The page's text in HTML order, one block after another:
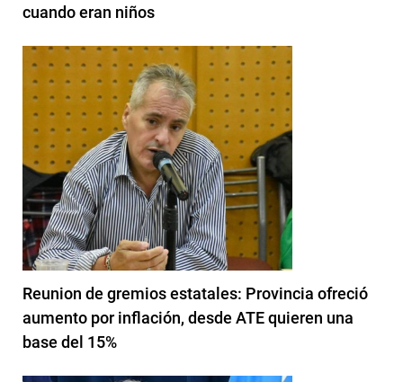
cuando eran niños
Reunion de gremios estatales: Provincia ofreció
aumento por inflación, desde ATE quieren una
base del 15%